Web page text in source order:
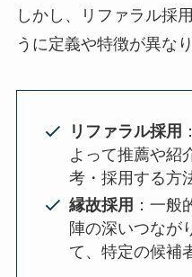
しかし、リファラル採
うに定義や特徴が異なり
リファラル採用
よって推薦や紹
考・採用する方
縁故採用 ：一般
陣の深いつなが
て、特定の候補